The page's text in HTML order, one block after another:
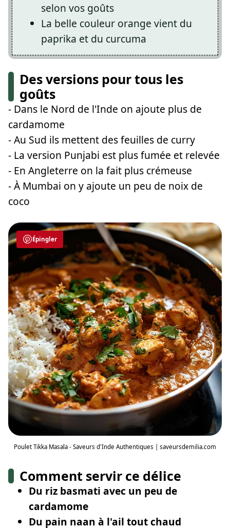
selon vos goûts
La belle couleur orange vient du
paprika et du curcuma
Des versions pour tous les
goûts
- Dans le Nord de l'Inde on ajoute plus de
cardamome
- Au Sud ils mettent des feuilles de curry
- La version Punjabi est plus fumée et relevée
- En Angleterre on la fait plus crémeuse
- À Mumbai on y ajoute un peu de noix de
coco
Épingler
Poulet Tikka Masala - Saveurs d'Inde Authentiques | saveursdemilia.com
Comment servir ce délice
Du riz basmati avec un peu de
cardamome
Du pain naan à l'ail tout chaud